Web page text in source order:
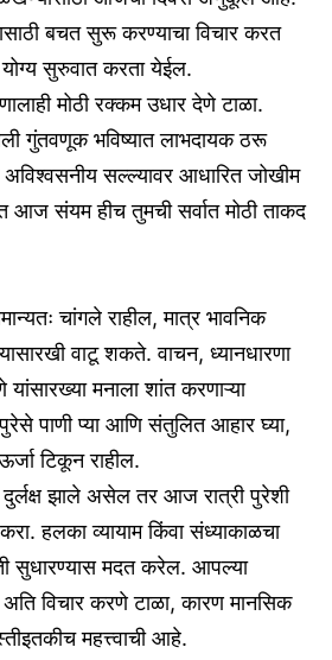
बचत सुरू करण्याचा विचार करत
सुरुवात करता येईल.
मोठी रक्कम उधार देणे टाळा.
गुंतवणूक भविष्यात लाभदायक ठरू
सल्ल्यावर आधारित जोखीम
आज संयम हीच तुमची सर्वात मोठी ताकद
चांगले राहील, मात्र भावनिक
वाटू शकते. वाचन, ध्यानधारणा
मनाला शांत करणाऱ्या
पाणी प्या आणि संतुलित आहार घ्या,
टिकून राहील.
झाले असेल तर आज रात्री पुरेशी
हलका व्यायाम किंवा संध्याकाळचा
सुधारण्यास मदत करेल. आपल्या
अति विचार करणे टाळा, कारण मानसिक
महत्त्वाची आहे.